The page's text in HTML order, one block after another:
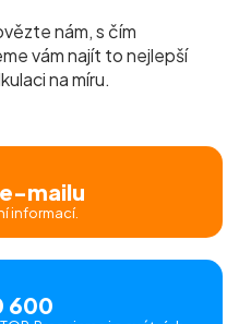
nám, s čím
vám najít to nejlepší
na míru.
mailu
informací.
600